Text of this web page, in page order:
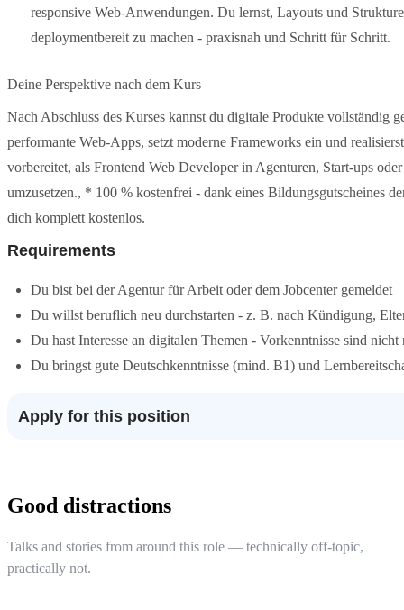
responsive Web-Anwendungen. Du lernst, Layouts und
deploymentbereit zu machen - praxisnah und Schritt für Schritt.
Deine Perspektive nach dem Kurs
Nach Abschluss des Kurses kannst du digitale Produkte vollständig
performante Web-Apps, setzt moderne Frameworks ein und
vorbereitet, als Frontend Web Developer in Agenturen, Start-ups
umzusetzen., * 100 % kostenfrei - dank eines Bildungsgutscheines
dich komplett kostenlos.
Requirements
Du bist bei der Agentur für Arbeit oder dem Jobcenter gemeldet
Du willst beruflich neu durchstarten - z. B. nach Kündigung,
Du hast Interesse an digitalen Themen - Vorkenntnisse sind nicht
Du bringst gute Deutschkenntnisse (mind. B1) und
Apply for this position
Good distractions
Talks and stories from around this role — technically off-topic,
practically not.